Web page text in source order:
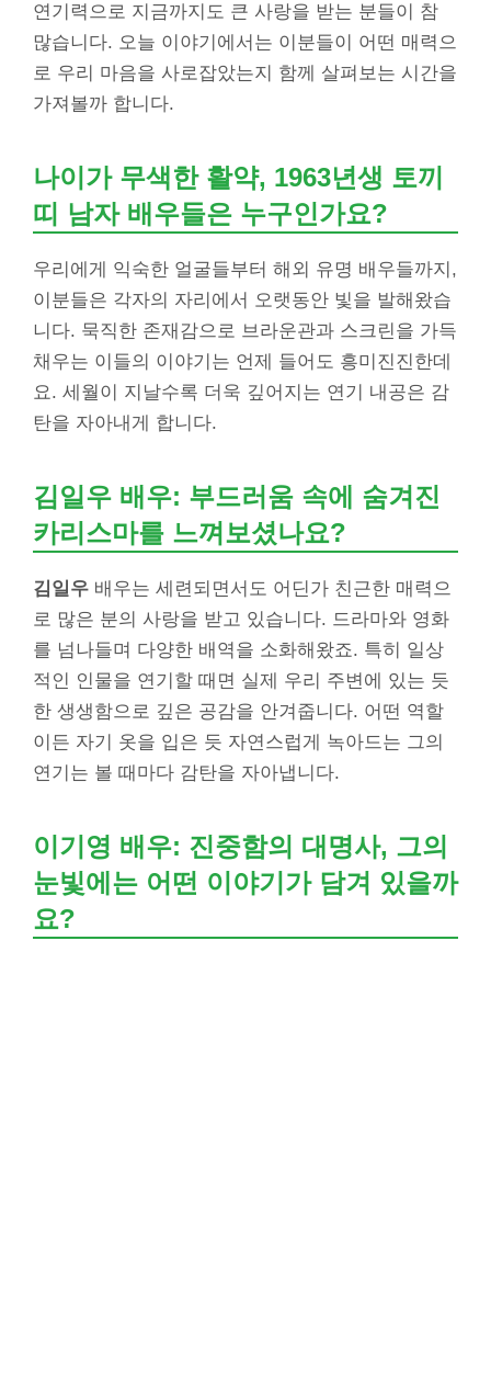
연기력으로 지금까지도 큰 사랑을 받는 분들이 참
많습니다. 오늘 이야기에서는 이분들이 어떤 매력으
로 우리 마음을 사로잡았는지 함께 살펴보는 시간을
가져볼까 합니다.
나이가 무색한 활약, 1963년생 토끼
띠 남자 배우들은 누구인가요?
우리에게 익숙한 얼굴들부터 해외 유명 배우들까지,
이분들은 각자의 자리에서 오랫동안 빛을 발해왔습
니다. 묵직한 존재감으로 브라운관과 스크린을 가득
채우는 이들의 이야기는 언제 들어도 흥미진진한데
요. 세월이 지날수록 더욱 깊어지는 연기 내공은 감
탄을 자아내게 합니다.
김일우 배우: 부드러움 속에 숨겨진
카리스마를 느껴보셨나요?
김일우 배우는 세련되면서도 어딘가 친근한 매력으
로 많은 분의 사랑을 받고 있습니다. 드라마와 영화
를 넘나들며 다양한 배역을 소화해왔죠. 특히 일상
적인 인물을 연기할 때면 실제 우리 주변에 있는 듯
한 생생함으로 깊은 공감을 안겨줍니다. 어떤 역할
이든 자기 옷을 입은 듯 자연스럽게 녹아드는 그의
연기는 볼 때마다 감탄을 자아냅니다.
이기영 배우: 진중함의 대명사, 그의
눈빛에는 어떤 이야기가 담겨 있을까
요?